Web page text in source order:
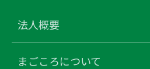
法人概要
まごころについて